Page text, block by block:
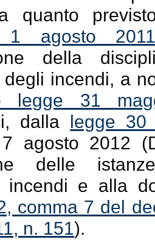
a quanto
1 agosto
della
degli incendi, a
legge 31
dalla legge
7 agosto 2012
delle
incendi e alla
comma 7 del
n. 151).